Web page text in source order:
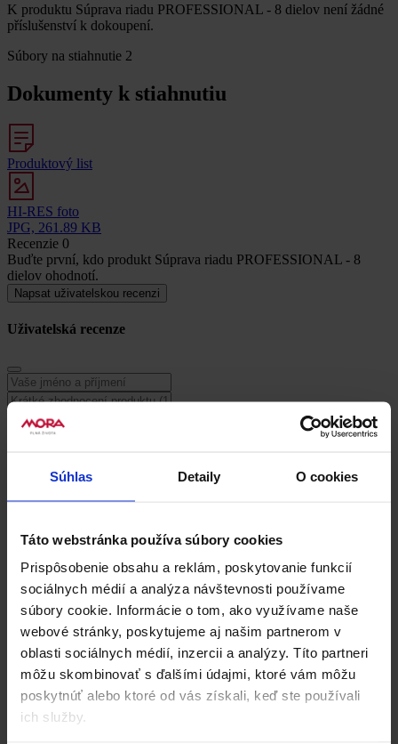
Súhlas Detaily O cookies
Táto webstránka používa súbory cookies
Prispôsobenie obsahu a reklám, poskytovanie funkcií
sociálnych médií a analýza návštevnosti používame
súbory cookie. Informácie o tom, ako využívame naše
webové stránky, poskytujeme aj našim partnerom v
oblasti sociálnych médií, inzercii a analýzy. Títo partneri
môžu skombinovať s ďalšími údajmi, ktoré vám môžu
poskytnúť alebo ktoré od vás získali, keď ste používali
ich služby.
K produktu Súprava riadu PROFESSIONAL - 8 dielov není žádné
příslušenství k dokoupení.
Súbory na stiahnutie 2
Dokumenty k stiahnutiu
Produktový list
HI-RES foto
JPG, 261.89 KB
Recenzie 0
Buďte první, kdo produkt Súprava riadu PROFESSIONAL - 8
dielov ohodnotí.
Napsat uživatelskou recenzi
Uživatelská recenze
Súvisiace produkty